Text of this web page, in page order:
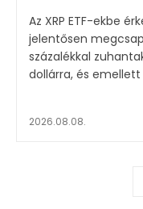
Az XRP ETF-ekbe
jelentősen megcsappant. A heti
százalékkal
dollárra, és emellett
2026.08.08.